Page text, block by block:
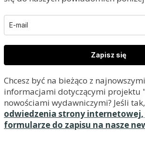
Zapisz się
Chcesz być na bieżąco z
informacjami dotyczącymi projektu
nowościami wydawniczymi? Jeśli tak,
odwiedzenia strony internetowej,
formularze do zapisu na nasze